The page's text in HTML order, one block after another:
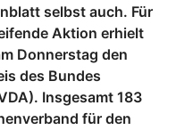
selbst auch. Für
Aktion erhielt
Donnerstag den
des Bundes
Insgesamt 183
für den